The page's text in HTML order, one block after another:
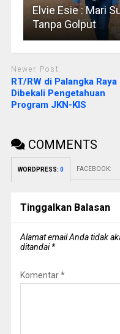
Elvie Esie : Mari
Tanpa Golput
Newer Post
RT/RW di Palangka Raya
Dibekali Pengetahuan
Program JKN-KIS
COMMENTS
WORDPRESS: 0 FACEBOOK:
Tinggalkan Balasan
Alamat email Anda tidak
ditandai*
Komentar*